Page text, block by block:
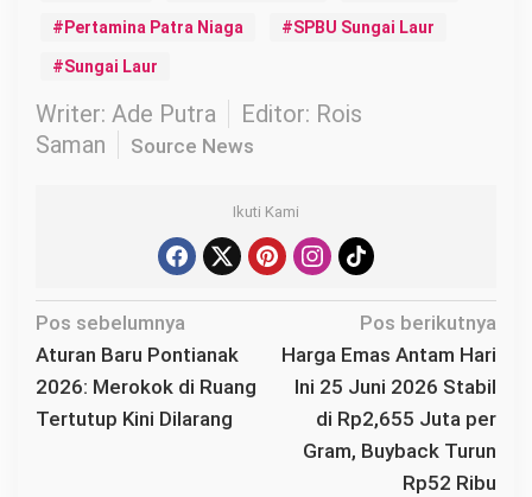
Pertamina Patra Niaga SPBU Sungai Laur
Sungai Laur
Writer: Ade Putra
Editor: Rois
Saman
Source News
Ikuti Kami
N
a
v
i
Pos sebelumnya
Aturan Baru Pontianak
2026: Merokok di Ruang
Tertutup Kini Dilarang
Pos berikutnya
Harga Emas Antam Hari
Ini 25 Juni 2026 Stabil
di Rp2,655 Juta per
Gram, Buyback Turun
Rp52 Ribu